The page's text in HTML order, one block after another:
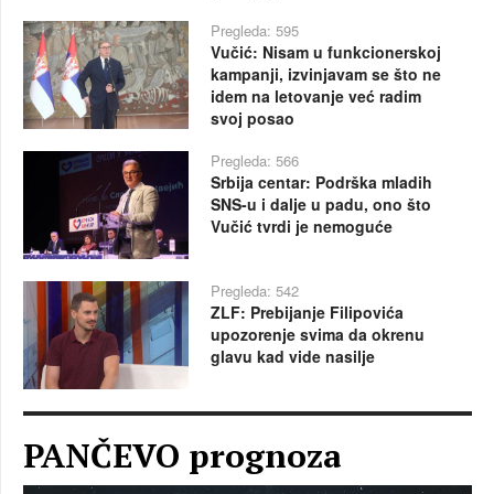
Pregleda: 595
Vučić: Nisam u funkcionerskoj
kampanji, izvinjavam se što ne
idem na letovanje već radim
svoj posao
Pregleda: 566
Srbija centar: Podrška mladih
SNS-u i dalje u padu, ono što
Vučić tvrdi je nemoguće
Pregleda: 542
ZLF: Prebijanje Filipovića
upozorenje svima da okrenu
glavu kad vide nasilje
PANČEVO prognoza